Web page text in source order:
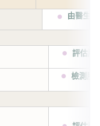
由醫生
評估肝
檢測肝